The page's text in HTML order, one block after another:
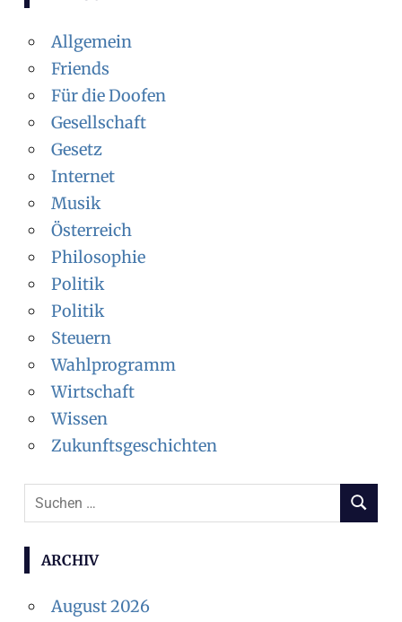
Allgemein
Friends
Für die Doofen
Gesellschaft
Gesetz
Internet
Musik
Österreich
Philosophie
Politik
Politik
Steuern
Wahlprogramm
Wirtschaft
Wissen
Zukunftsgeschichten
Suchen
nach:
SUCHEN
ARCHIV
August 2026